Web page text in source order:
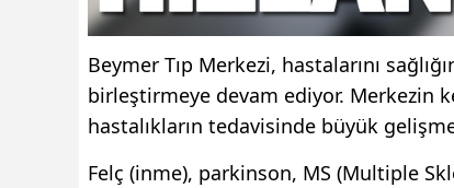
Beymer Tıp Merkezi, hastalarını
birleştirmeye devam ediyor. Merkezin
hastalıkların tedavisinde büyük
Felç (inme), parkinson, MS (Multiple